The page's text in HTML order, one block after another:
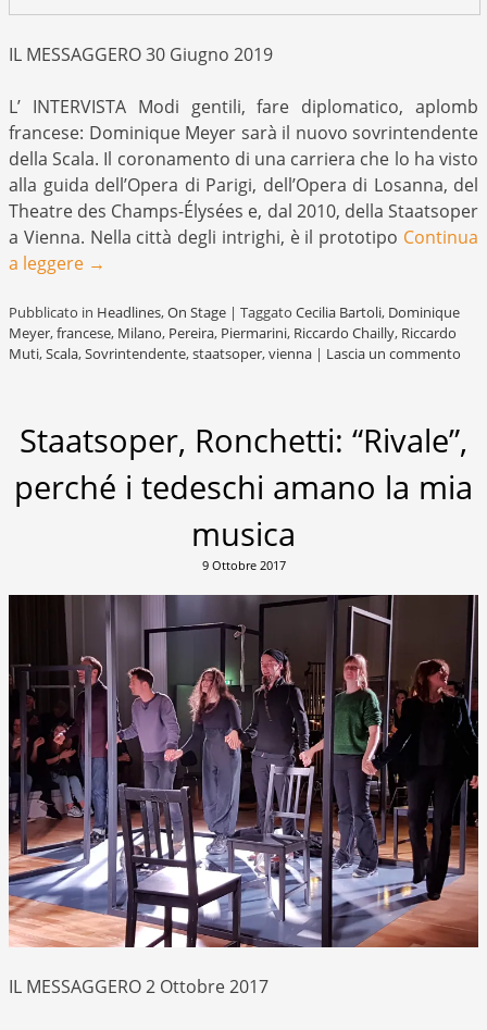
IL MESSAGGERO 30 Giugno 2019
L’ INTERVISTA Modi gentili, fare diplomatico, aplomb
francese: Dominique Meyer sarà il nuovo sovrintendente
della Scala. Il coronamento di una carriera che lo ha visto
alla guida dell’Opera di Parigi, dell’Opera di Losanna, del
Theatre des Champs-Élysées e, dal 2010, della Staatsoper
a Vienna. Nella città degli intrighi, è il prototipo Continua
a leggere →
Pubblicato in Headlines,On Stage | Taggato Cecilia Bartoli, Dominique
Meyer,francese, Milano, Pereira, Piermarini, Riccardo Chailly, Riccardo
Muti,Scala,Sovrintendente,staatsoper,vienna | Lascia un commento
Staatsoper, Ronchetti: “Rivale”,
perché i tedeschi amano la mia
musica
9 Ottobre 2017
IL MESSAGGERO 2 Ottobre 2017